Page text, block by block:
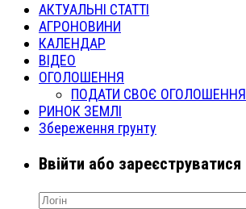
АКТУАЛЬНІ СТАТТІ
АГРОНОВИНИ
КАЛЕНДАР
ВІДЕО
ОГОЛОШЕННЯ
ПОДАТИ СВОЄ ОГОЛОШЕННЯ
РИНОК ЗЕМЛІ
Збереження грунту
Ввійти або зареєструватися